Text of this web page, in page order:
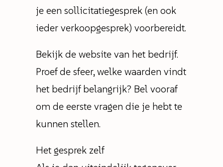
je een sollicitatiegesprek (en ook
ieder verkoopgesprek) voorbereidt.
Bekijk de website van het bedrijf.
Proef de sfeer, welke waarden vindt
het bedrijf belangrijk? Bel vooraf
om de eerste vragen die je hebt te
kunnen stellen.
Het gesprek zelf